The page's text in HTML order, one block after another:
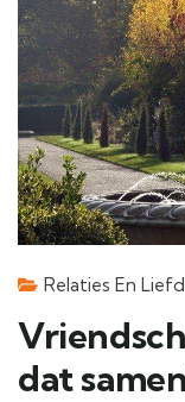
Relaties En
dat